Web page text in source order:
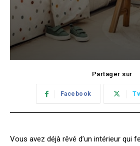
Partager sur
Facebook
Vous avez déjà rêvé d’un intérieur qui